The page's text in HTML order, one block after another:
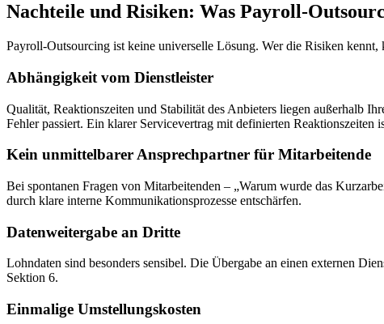
Nachteile und Risiken: Was Payroll-
Payroll-Outsourcing ist keine universelle Lösung. Wer die Risiken kennt,
Abhängigkeit vom Dienstleister
Qualität, Reaktionszeiten und Stabilität des Anbieters liegen außerhalb
Fehler passiert. Ein klarer Servicevertrag mit definierten Reaktionszeiten
Kein unmittelbarer Ansprechpartner für Mitarbeitende
Bei spontanen Fragen von Mitarbeitenden – „Warum wurde das
durch klare interne Kommunikationsprozesse entschärfen.
Datenweitergabe an Dritte
Lohndaten sind besonders sensibel. Die Übergabe an einen externen
Sektion 6.
Einmalige Umstellungskosten